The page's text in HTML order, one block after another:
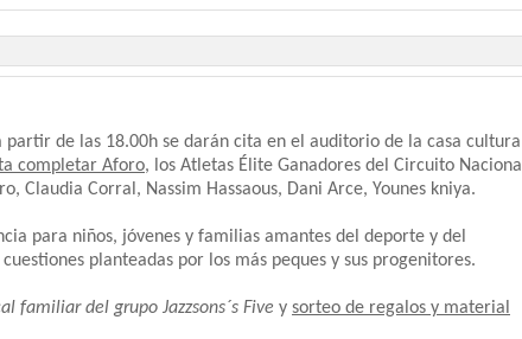
partir de las 18.00h se darán cita en el auditorio de la casa cultura
completar Aforo, los Atletas Élite Ganadores del Circuito Nacional
Claudia Corral, Nassim Hassaous, Dani Arce, Younes kniya.
para niños, jóvenes y familias amantes del deporte y del
planteadas por los más peques y sus progenitores.
familiar del grupo Jazzsons´s Five y sorteo de regalos y material